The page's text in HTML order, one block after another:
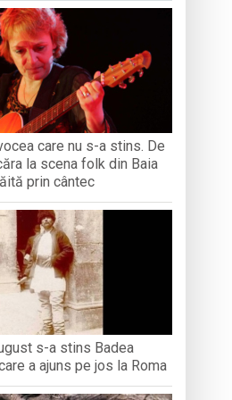
la
anxietate,
diferită
de vise”
care nu s-a stins. De
la scena folk din Baia
prin cântec
s-a stins Badea
a ajuns pe jos la Roma